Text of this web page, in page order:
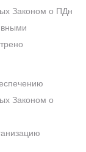
Законом о ПДн
Законом о